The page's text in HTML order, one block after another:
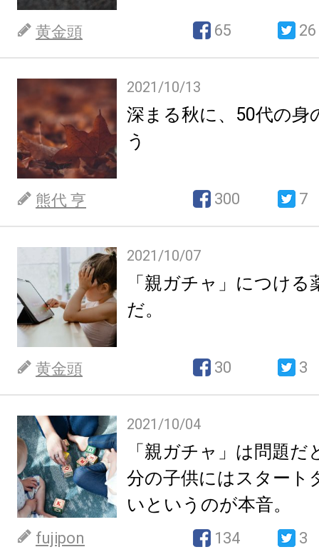
黄金頭 65 26
2021/10/13
深まる秋に、50代の身
う
熊代 亨 300 7
2021/10/07
「親ガチャ」につけ
だ。
黄金頭 30 3
2021/10/04
「親ガチャ」は問題
分の子供にはスタート
いというのが本音。
fujipon 134 3